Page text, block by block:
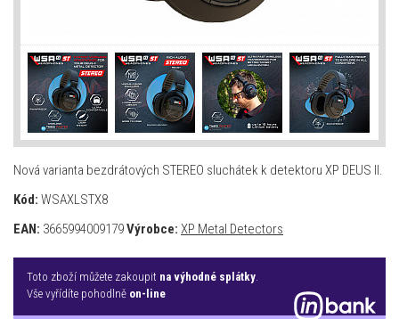
Nová varianta bezdrátových STEREO sluchátek k detektoru XP DEUS II.
Kód: WSAXLSTX8
EAN: 3665994009179Výrobce: XP Metal Detectors
Toto zboží můžete zakoupit na výhodné splátky.
Vše vyřídíte pohodlně on-line